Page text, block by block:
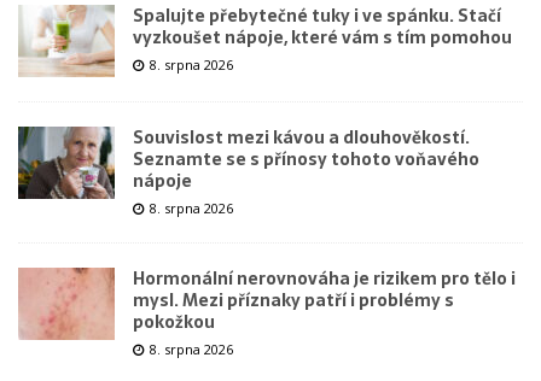
Spalujte přebytečné tuky i ve spánku. Stačí
vyzkoušet nápoje, které vám s tím pomohou
8. srpna 2026
Souvislost mezi kávou a dlouhověkostí.
Seznamte se s přínosy tohoto voňavého
nápoje
8. srpna 2026
Hormonální nerovnováha je rizikem pro tělo i
mysl. Mezi příznaky patří i problémy s
pokožkou
8. srpna 2026